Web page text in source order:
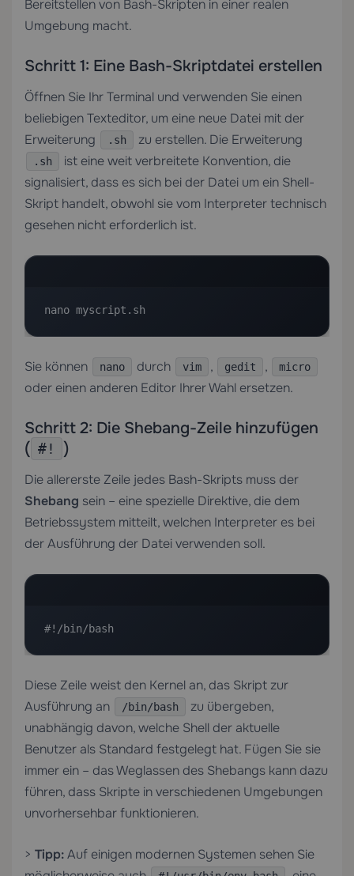
Bereitstellen von Bash-Skripten in einer realen
Umgebung macht.
Schritt 1: Eine Bash-Skriptdatei erstellen
Öffnen Sie Ihr Terminal und verwenden Sie einen
beliebigen Texteditor, um eine neue Datei mit der
Erweiterung
.sh zu erstellen. Die Erweiterung
.sh
ist eine weit verbreitete Konvention, die
signalisiert, dass es sich bei der Datei um ein Shell-
Skript handelt, obwohl sie vom Interpreter technisch
gesehen nicht erforderlich ist.
nano myscript.sh
Sie können nano durch vim , gedit , micro
oder einen anderen Editor Ihrer Wahl ersetzen.
Schritt 2: Die Shebang-Zeile hinzufügen
( #! )
Die allererste Zeile jedes Bash-Skripts muss der
Shebang sein – eine spezielle Direktive, die dem
Betriebssystem mitteilt, welchen Interpreter es bei
der Ausführung der Datei verwenden soll.
#!/bin/bash
Diese Zeile weist den Kernel an, das Skript zur
Ausführung an
/bin/bash
zu übergeben,
unabhängig davon, welche Shell der aktuelle
Benutzer als Standard festgelegt hat. Fügen Sie sie
immer ein – das Weglassen des Shebangs kann dazu
führen, dass Skripte in verschiedenen Umgebungen
unvorhersehbar funktionieren.
> Tipp:Auf einigen modernen Systemen sehen Sie